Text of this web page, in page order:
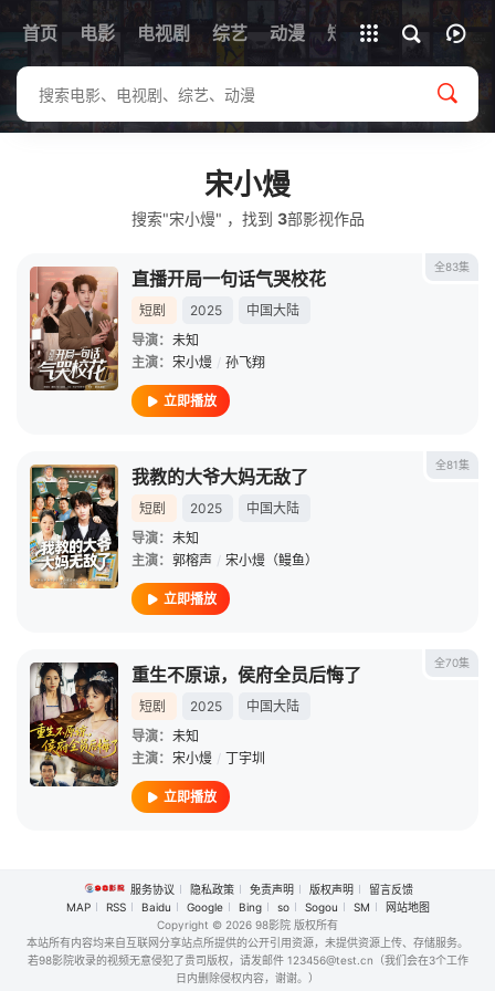
首页 电影 电视剧 综艺 动漫 短剧
全部影片
宋小熳
搜索"宋小熳" ，找到 3部影视作品
全83集
直播开局一句话气哭校花
短剧 2025
中国大陆
导演： 未知
主演： 宋小熳 / 孙飞翔
立即播放
全81集
我教的大爷大妈无敌了
短剧 2025
中国大陆
导演： 未知
主演： 郭榕声 / 宋小熳（鳗鱼）
立即播放
全70集
重生不原谅，侯府全员后悔了
短剧 2025
中国大陆
导演： 未知
主演： 宋小熳 / 丁宇圳
立即播放
服务协议 隐私政策 免责声明 版权声明
留言反馈
MAP
RSS Baidu Google Bing so Sogou SM
网站地图
Copyright © 2026 98影院 版权所有
本站所有内容均来自互联网分享站点所提供的公开引用资源，未提供资源上传、存储服务。
若98影院收录的视频无意侵犯了贵司版权，请发邮件 123456@test.cn（我们会在3个工作
日内删除侵权内容，谢谢。）